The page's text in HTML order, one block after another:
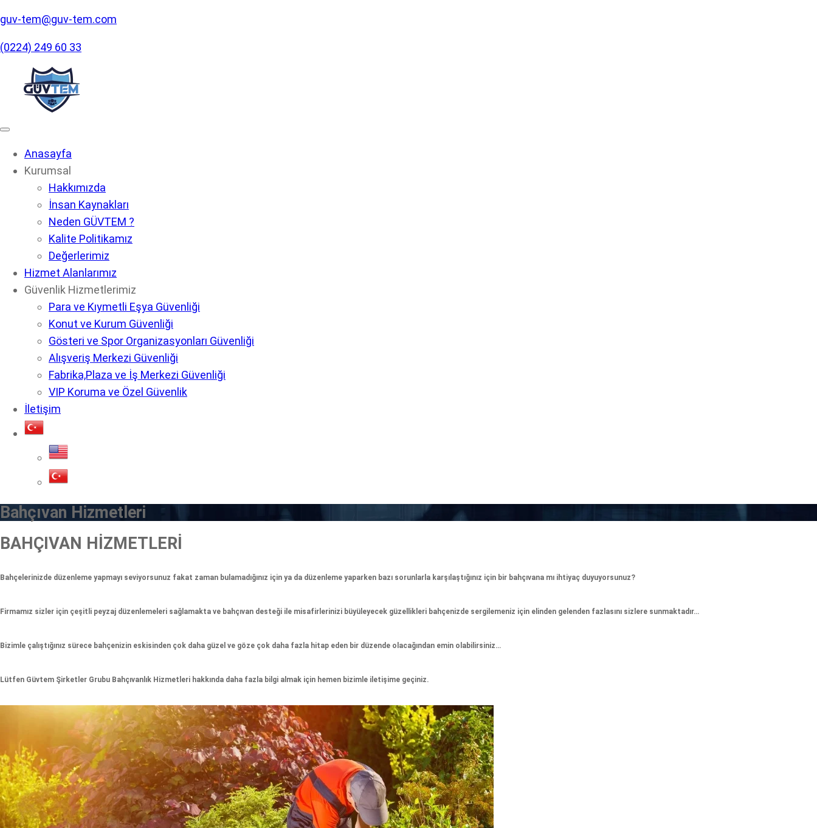
guv-tem@guv-tem.com
(0224) 249 60 33
Anasayfa
Kurumsal
Hakkımızda
İnsan Kaynakları
Neden GÜVTEM ?
Kalite Politikamız
Değerlerimiz
Hizmet Alanlarımız
Güvenlik Hizmetlerimiz
Para ve Kıymetli Eşya Güvenliği
Konut ve Kurum Güvenliği
Gösteri ve Spor Organizasyonları Güvenliği
Alışveriş Merkezi Güvenliği
Fabrika,Plaza ve İş Merkezi Güvenliği
VIP Koruma ve Özel Güvenlik
İletişim
Bahçıvan Hizmetleri
BAHÇIVAN HİZMETLERİ
Bahçelerinizde düzenleme yapmayı seviyorsunuz fakat zaman bulamadığınız için ya da düzenleme yaparken bazı sorunlarla karşılaştığınız için bir bahçıvana mı ihtiyaç duyuyorsunuz?
Firmamız sizler için çeşitli peyzaj düzenlemeleri sağlamakta ve bahçıvan desteği ile misafirlerinizi büyüleyecek güzellikleri bahçenizde sergilemeniz için elinden gelenden fazlasını sizlere sunmaktadır…
Bizimle çalıştığınız sürece bahçenizin eskisinden çok daha güzel ve göze çok daha fazla hitap eden bir düzende olacağından emin olabilirsiniz…
Lütfen Güvtem Şirketler Grubu Bahçıvanlık Hizmetleri hakkında daha fazla bilgi almak için hemen bizimle iletişime geçiniz.